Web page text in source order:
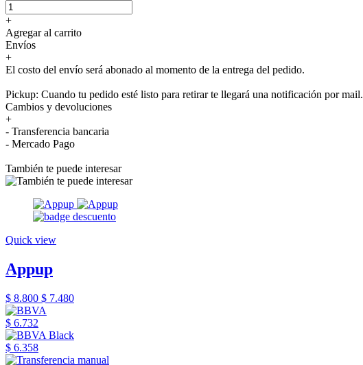
+
Agregar al carrito
Envíos
+
El costo del envío será abonado al momento de la entrega del pedido.
Pickup: Cuando tu pedido esté listo para retirar te llegará una notificación por mail.
Cambios y devoluciones
+
- Transferencia bancaria
- Mercado Pago
También te puede interesar
Quick view
Appup
$ 8.800 $ 7.480
$ 6.732
$ 6.358